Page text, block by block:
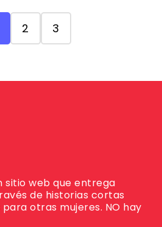
2 3
sitio web que entrega
de historias cortas
otras mujeres. NO hay